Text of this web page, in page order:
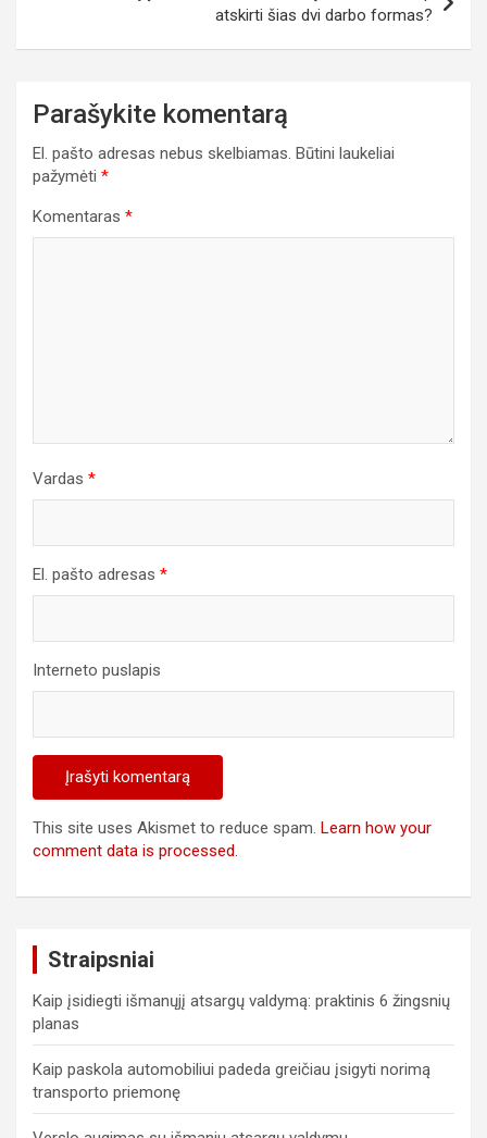
atskirti šias dvi darbo formas?
Parašykite komentarą
El. pašto adresas nebus skelbiamas. Būtini laukeliai
pažymėti *
Komentaras *
Vardas *
El. pašto adresas *
Interneto puslapis
This site uses Akismet to reduce spam. Learn how your
comment data is processed.
Straipsniai
Kaip įsidiegti išmanųjį atsargų valdymą: praktinis 6 žingsnių
planas
Kaip paskola automobiliui padeda greičiau įsigyti norimą
transporto priemonę